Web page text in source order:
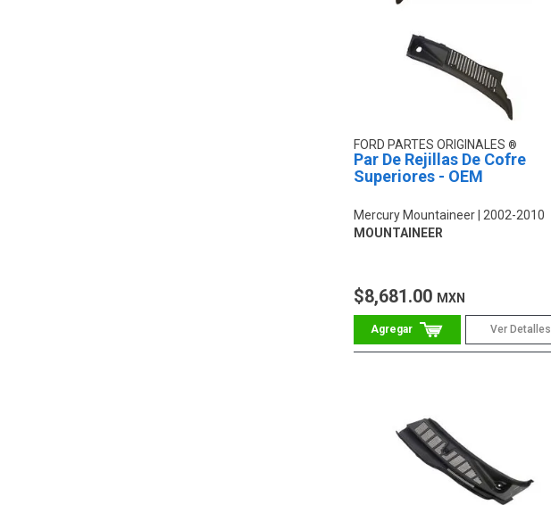
FORD PARTES ORIGINALES
Par De Rejillas De Cofre
Superiores - OEM
Mercury Mountaineer
2002-2010
MOUNTAINEER
$8,681.00 MXN
Ver Detalles